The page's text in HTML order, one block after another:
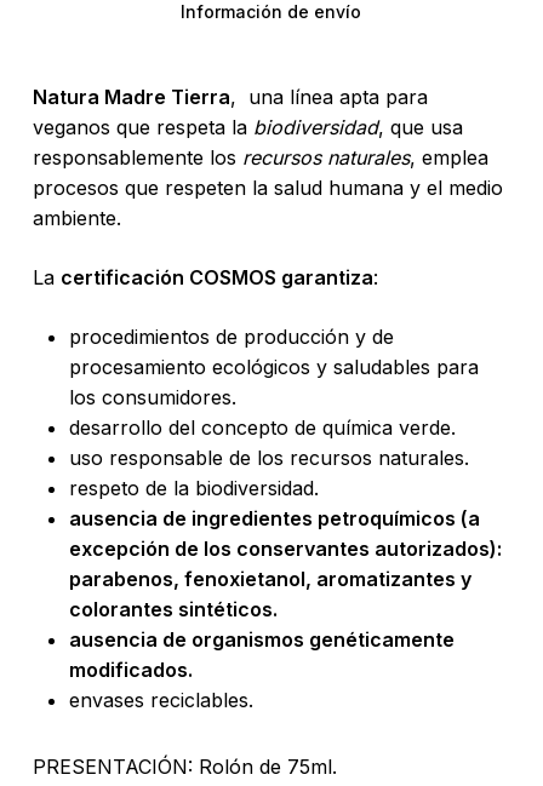
Información de envío
Natura Madre Tierra, una línea apta para
veganos que respeta la biodiversidad, que usa
responsablemente los recursos naturales, emplea
procesos que respeten la salud humana y el medio
ambiente.
La certificación COSMOS garantiza:
procedimientos de producción y de
procesamiento ecológicos y saludables para
los consumidores.
desarrollo del concepto de química verde.
uso responsable de los recursos naturales.
respeto de la biodiversidad.
ausencia de ingredientes petroquímicos (a
excepción de los conservantes autorizados):
parabenos, fenoxietanol, aromatizantes y
colorantes sintéticos.
ausencia de organismos genéticamente
modificados.
envases reciclables.
PRESENTACIÓN: Rolón de 75ml.